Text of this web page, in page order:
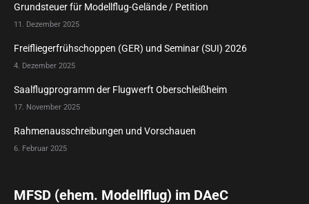
Grundsteuer für Modellflug-Gelände / Petition
11. Dezember 2025
Freifliegerfrühschoppen (GER) und Seminar (SUI) 2026
4. Dezember 2025
Saalflugprogramm der Flugwerft Oberschleißheim
17. November 2025
Rahmenausschreibungen und Vorschauen
6. Februar 2025
MFSD (ehem. Modellflug) im DAeC